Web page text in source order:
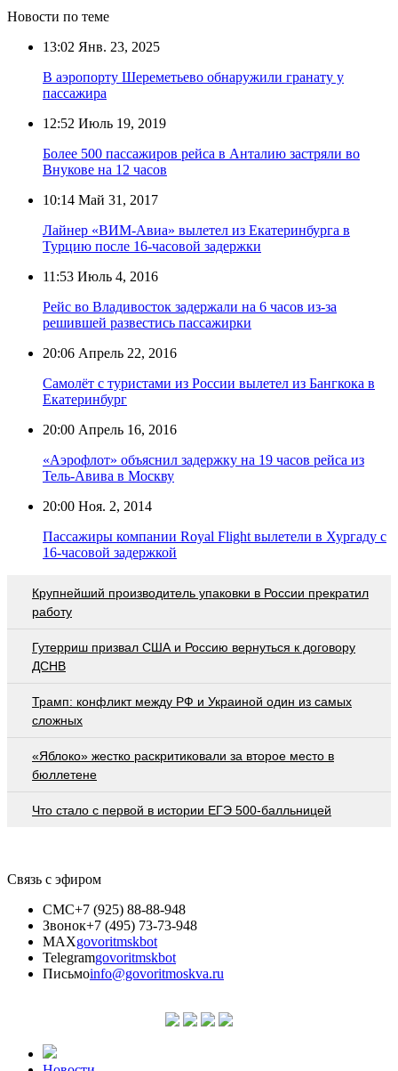
Новости по теме
13:02 Янв. 23, 2025
В аэропорту Шереметьево обнаружили гранату у
пассажира
12:52 Июль 19, 2019
Более 500 пассажиров рейса в Анталию застряли во
Внукове на 12 часов
10:14 Май 31, 2017
Лайнер «ВИМ-Авиа» вылетел из Екатеринбурга в
Турцию после 16-часовой задержки
11:53 Июль 4, 2016
Рейс во Владивосток задержали на 6 часов из-за
решившей развестись пассажирки
20:06 Апрель 22, 2016
Самолёт с туристами из России вылетел из Бангкока в
Екатеринбург
20:00 Апрель 16, 2016
«Аэрофлот» объяснил задержку на 19 часов рейса из
Тель-Авива в Москву
20:00 Ноя. 2, 2014
Пассажиры компании Royal Flight вылетели в Хургаду с
16-часовой задержкой
Крупнейший производитель упаковки в России прекратил
работу
Гутерриш призвал США и Россию вернуться к договору
ДСНВ
Трамп: конфликт между РФ и Украиной один из самых
сложных
«Яблоко» жестко раскритиковали за второе место в
бюллетене
Что стало с первой в истории ЕГЭ 500-балльницей
Связь с эфиром
СМС+7 (925) 88-88-948
Звонок+7 (495) 73-73-948
MAXgovoritmskbot
Telegramgovoritmskbot
Письмоinfo@govoritmoskva.ru